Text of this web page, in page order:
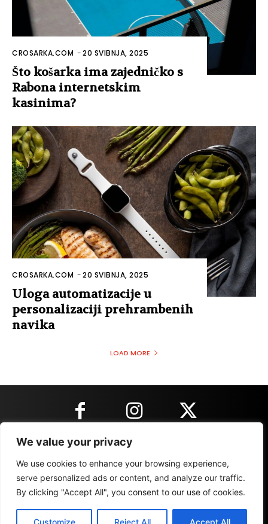
We value your privacy
We use cookies to enhance your browsing experience,
serve personalized ads or content, and analyze our traffic.
By clicking "Accept All", you consent to our use of cookies.
Customize Reject All Accept All
CROSARKA.COM -20 SVIBNJA, 2025
Što košarka ima zajedničko s
Rabona internetskim
kasinima?
CROSARKA.COM -20 SVIBNJA, 2025
Uloga automatizacije u
personalizaciji prehrambenih
navika
LOAD MORE
KONTAKT INFORMACIJE
IMPRESSUM MARKETING REZULTATI